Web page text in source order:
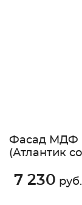
Фасад МДФ
(Атлантик
7 230 руб.